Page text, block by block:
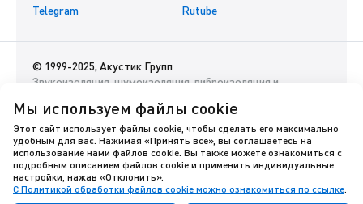
Telegram Rutube
© 1999-2025, Акустик Групп
Звукоизоляция, шумоизоляция, виброизоляция и
Данный интернет-сайт носит исключительно
информационный характер и ни при каких условиях не
является публичной офертой.
Политика оператора в отношении обработки
Мы используем файлы cookie
Этот сайт использует файлы cookie, чтобы сделать его максимально
удобным для вас. Нажимая «Принять все», вы соглашаетесь на
использование нами файлов cookie. Вы также можете ознакомиться с
подробным описанием файлов cookie и применить индивидуальные
настройки, нажав «Отклонить».
С Политикой обработки файлов cookie можно ознакомиться по ссылке.